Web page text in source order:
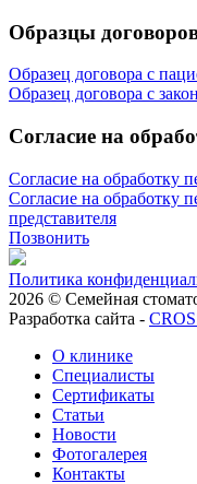
Образцы
Образец договора с
Образец договора с
Согласие на
Согласие на обработку
Согласие на обработку
представителя
Позвонить
Политика
2026 © Семейная
Разработка сайта -
О клинике
Специалисты
Сертификаты
Статьи
Новости
Фотогалерея
Контакты